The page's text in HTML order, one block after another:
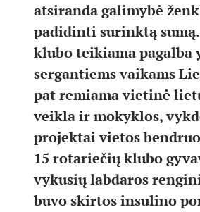
atsiranda galimybė
padidinti surinktą
klubo teikiama pagalba
sergantiems vaikams
pat remiama vietinė
veikla ir mokyklos,
projektai vietos
15 rotariečių klubo
vykusių labdaros
buvo skirtos insulino